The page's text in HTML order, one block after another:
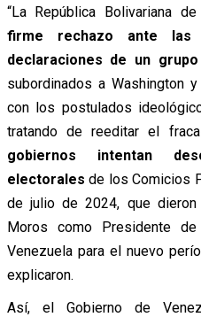
“La República Bolivariana
firme rechazo ante las
declaraciones de un
subordinados a Washington
con los postulados
tratando de reeditar el
gobiernos intentan
electorales de los Comicios
de julio de 2024, que
Moros como Presidente
Venezuela para el nuevo
explicaron.
Así, el Gobierno de